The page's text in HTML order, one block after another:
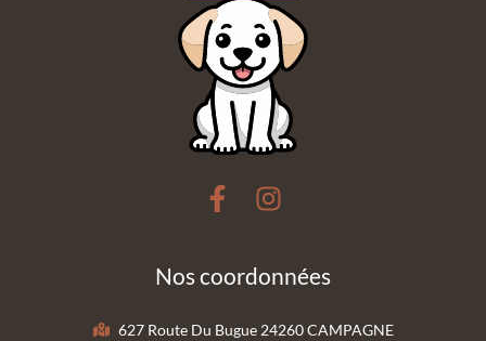
Nos coordonnées
627 Route Du Bugue 24260 CAMPAGNE